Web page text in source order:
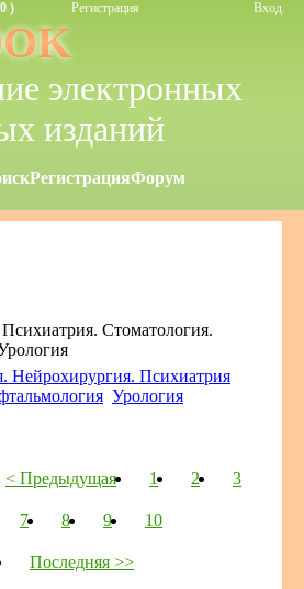
) Регистрация Вход
электронных
изданий
РегистрацияФорум
Стоматология.
Нейрохирургия. Психиатрия
Урология
< Предыдущая 1 2 3
7 8 9 10
Последняя >>